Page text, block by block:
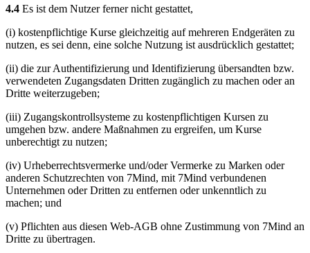
4.4 Es ist dem Nutzer ferner nicht gestattet,
(i) kostenpflichtige Kurse gleichzeitig auf mehreren Endgeräten zu
nutzen, es sei denn, eine solche Nutzung ist ausdrücklich gestattet;
(ii) die zur Authentifizierung und Identifizierung übersandten bzw.
verwendeten Zugangsdaten Dritten zugänglich zu machen oder an
Dritte weiterzugeben;
(iii) Zugangskontrollsysteme zu kostenpflichtigen Kursen zu
umgehen bzw. andere Maßnahmen zu ergreifen, um Kurse
unberechtigt zu nutzen;
(iv) Urheberrechtsvermerke und/oder Vermerke zu Marken oder
anderen Schutzrechten von 7Mind, mit 7Mind verbundenen
Unternehmen oder Dritten zu entfernen oder unkenntlich zu
machen; und
(v) Pflichten aus diesen Web-AGB ohne Zustimmung von 7Mind an
Dritte zu übertragen.